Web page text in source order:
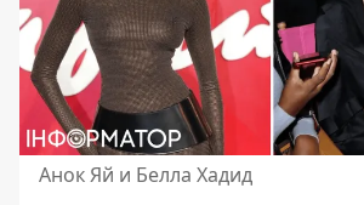
Анок Яй и Белла Хадид